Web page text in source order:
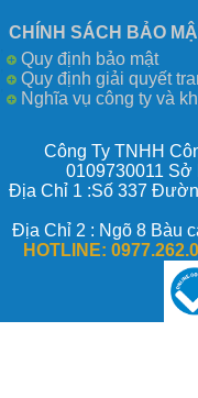
CHÍNH SÁCH BẢO
Quy định bảo mật
Quy định giải quyết
Nghĩa vụ công ty và
Công Ty TNHH
0109730011
Địa Chỉ 1 :Số 337
Địa Chỉ 2 : Ngõ 8 Bàu
HOTLINE: